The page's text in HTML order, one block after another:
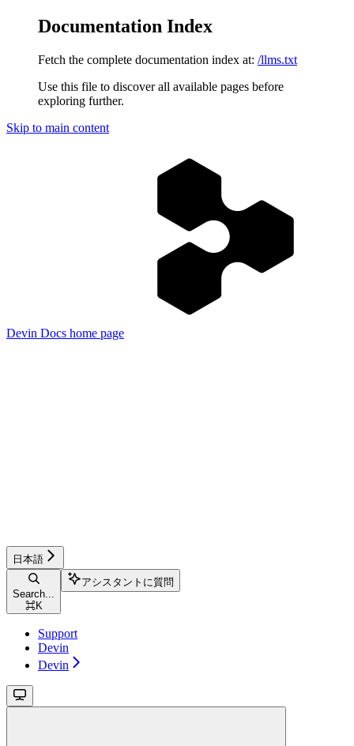
Documentation Index
Fetch the complete documentation index at: /llms.txt
Use this file to discover all available pages before
exploring further.
Skip to main content
Devin Docs home page
日本語
Search...
⌘K
アシスタントに質問
Support
Devin
Devin